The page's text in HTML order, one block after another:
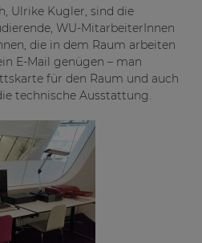
Ulrike Kugler, sind die
WU-MitarbeiterInnen
die in dem Raum arbeiten
E-Mail genügen – man
für den Raum und auch
technische Ausstattung.